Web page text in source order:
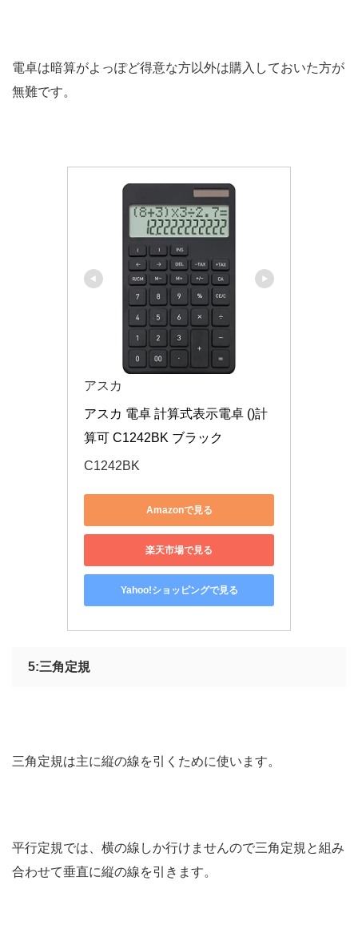
電卓は暗算がよっぽど得意な方以外は購入しておいた方が
無難です。
アスカ
アスカ 電卓 計算式表示電卓 ()計
算可 C1242BK ブラック
C1242BK
Amazonで見る
楽天市場で見る
Yahoo!ショッピングで見る
5:三角定規
三角定規は主に縦の線を引くために使います。
平行定規では、横の線しか行けませんので三角定規と組み
合わせて垂直に縦の線を引きます。